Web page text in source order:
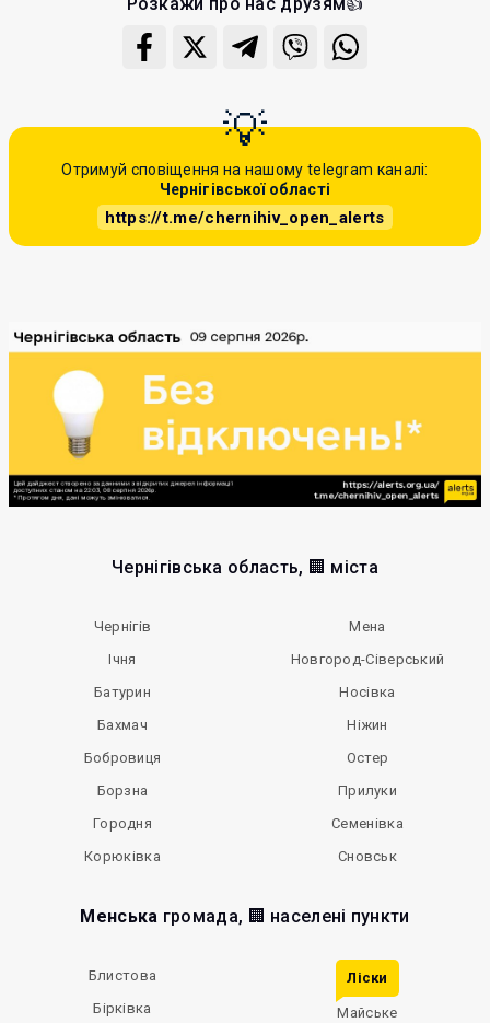
Отримуй сповіщення на нашому telegram каналі:
Чернігівської області
https://t.me/chernihiv_open_alerts
Чернігівська область, 🏢 міста
Чернігів
Ічня
Батурин
Бахмач
Бобровиця
Борзна
Городня
Корюківка
Мена
Новгород-Сіверський
Носівка
Ніжин
Остер
Прилуки
Семенівка
Сновськ
Менська громада, 🏢 населені пункти
Блистова
Бірківка
Ліски
Майське